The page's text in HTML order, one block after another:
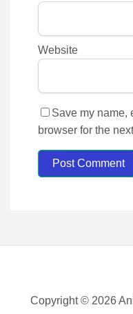
Website
Save my name,
browser for the
Post Comment
Copyright © 2026